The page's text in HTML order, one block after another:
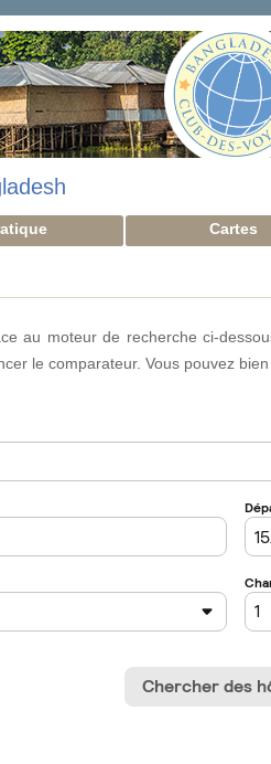
Cartes
au moteur de recherche ci-
le comparateur. Vous pouvez